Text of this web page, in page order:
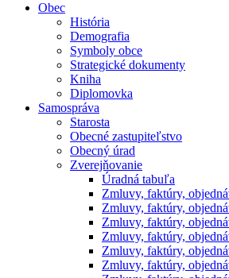
Obec
História
Demografia
Symboly obce
Strategické dokumenty
Kniha
Diplomovka
Samospráva
Starosta
Obecné zastupiteľstvo
Obecný úrad
Zverejňovanie
Úradná tabuľa
Zmluvy, faktúry,
Zmluvy, faktúry,
Zmluvy, faktúry,
Zmluvy, faktúry,
Zmluvy, faktúry,
Zmluvy, faktúry,